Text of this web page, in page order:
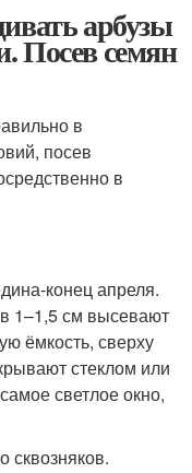
арбузы
Посев семян
в
посев
в
конец апреля.
1–1,5 см высевают
ёмкость, сверху
стеклом или
светлое окно,